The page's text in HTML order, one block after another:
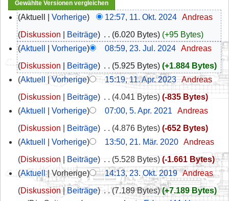
Aktuell Vorherige 12:57, 11. Okt. 2024‎ Andreas
Diskussion
Beiträge 6.020 Bytes
+95 Bytes
Aktuell
Vorherige 08:59, 23. Jul. 2024‎ Andreas
Diskussion
Beiträge 5.925 Bytes
+1.884 Bytes
Aktuell
Vorherige 15:19, 11. Apr. 2023‎ Andreas
Diskussion
Beiträge 4.041 Bytes
-835 Bytes
Aktuell
Vorherige 07:00, 5. Apr. 2021
Andreas
Diskussion
Beiträge 4.876 Bytes
-652 Bytes
Aktuell
Vorherige 13:50, 21. Mär. 2020‎ Andreas
Diskussion
Beiträge 5.528 Bytes
-1.661 Bytes
Aktuell
Vorherige 14:13, 23. Okt. 2019‎ Andreas
Diskussion
Beiträge ‎ 7.189 Bytes
+7.189 Bytes